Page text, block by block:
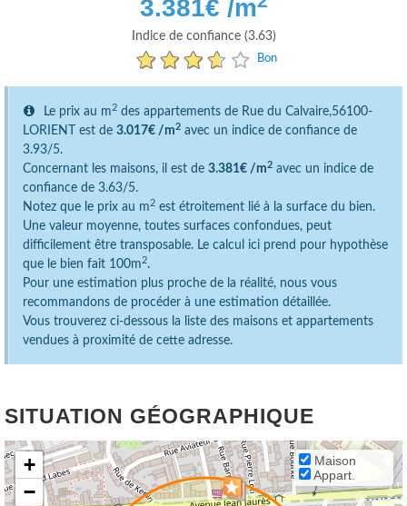
3.381€ /m
Indice de confiance (3.63)
Bon
Le prix au m 2 des appartements de Rue du Calvaire,56100-
LORIENT est de 3.017€ /m2 avec un indice de confiance de
3.93/5.
Concernant les maisons, il est de 3.381€ /m2 avec un indice de
confiance de 3.63/5.
Notez que le prix au m 2 est étroitement lié à la surface du bien.
Une valeur moyenne, toutes surfaces confondues, peut
difficilement être transposable. Le calcul ici prend pour hypothèse
que le bien fait 100m 2.
Pour une estimation plus proche de la réalité, nous vous
recommandons de procéder à une estimation détaillée.
Vous trouverez ci-dessous la liste des maisons et appartements
vendues à proximité de cette adresse.
SITUATION GÉOGRAPHIQUE
+
−
Maison
Appart.